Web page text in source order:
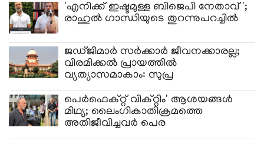
'എനിക്ക് ഇഷ്ടമുള്ള ബിജെപി നേതാവ്';
രാഹുൽ ഗാന്ധിയുടെ തുറന്നുപറച്ചിൽ
ജഡ്ജിമാർ സർക്കാർ ജീവനക്കാരല്ല;
വിരമിക്കൽ പ്രായത്തിൽ
വ്യത്യാസമാകാം: സുപ്ര
പെർഫെക്റ്റ് വിക്റ്റിം' ആശയങ്ങൾ
മിഥ്യ; ലൈംഗികാതിക്രമത്തെ
അതിജീവിച്ചവർ പെര